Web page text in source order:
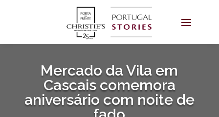
Mercado da Vila em
Cascais comemora
aniversário com noite de